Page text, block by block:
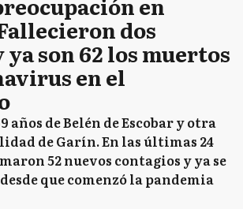
dos
son 62 los muertos
en el
años de Belén de Escobar y otra
de Garín. En las últimas 24
52 nuevos contagios y ya se
que comenzó la pandemia